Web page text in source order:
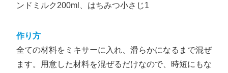
ンドミルク200ml、はちみつ小さじ1
作り方
全ての材料をミキサーに入れ、滑らかになるまで混ぜ
ます。用意した材料を混ぜるだけなので、時短にもな